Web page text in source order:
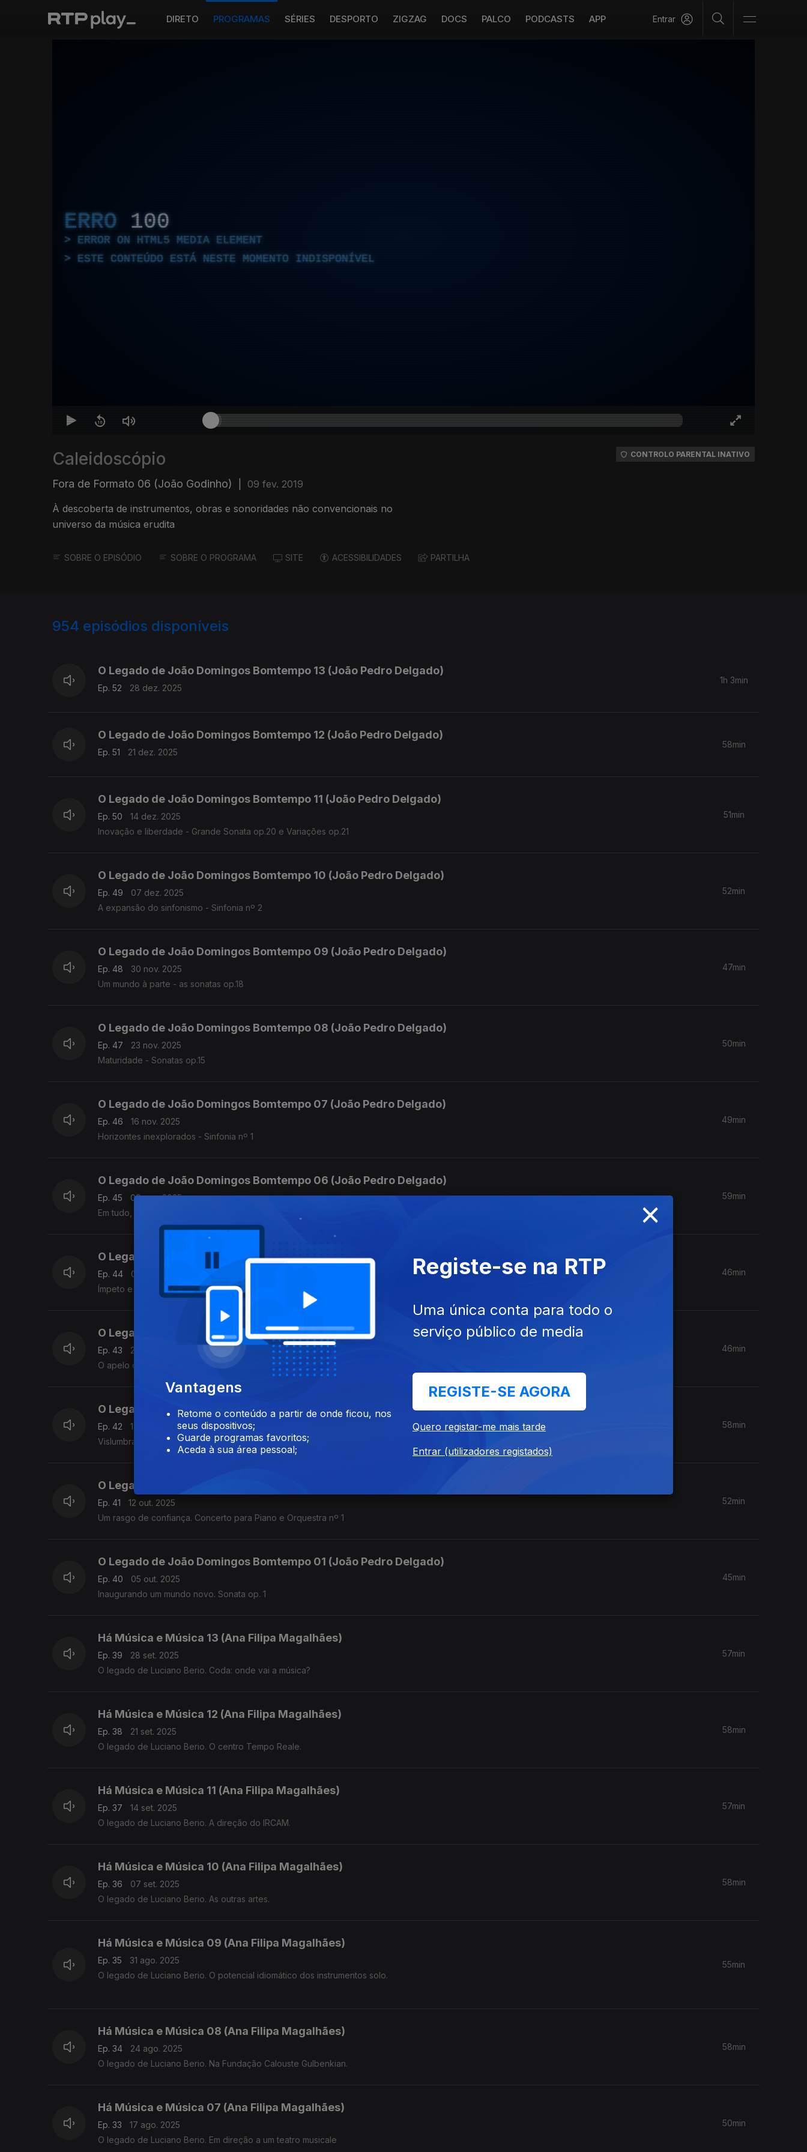
DIRETO PROGRAMAS SÉRIES DESPORTO ZIGZAG DOCS PALCO PODCASTS APP Entrar
ERRO 100
ERROR ON HTML5 MEDIA ELEMENT
ESTE CONTEÚDO ESTÁ NESTE MOMENTO INDISPONÍVEL
Caleidoscópio
Fora de Formato 06 (João Godinho) 09 fev. 2019
À descoberta de instrumentos, obras e sonoridades não convencionais no
universo da música erudita
CONTROLO PARENTAL INATIVO
SOBRE O EPISÓDIO SOBRE O PROGRAMA SITE ACESSIBILIDADES PARTILHA
954 episódios disponíveis
O Legado de João Domingos Bomtempo 13 (João Pedro Delgado)
Ep. 52 28 dez. 2025
1h 3min
O Legado de João Domingos Bomtempo 12 (João Pedro Delgado)
Ep. 51 21 dez. 2025
58min
O Legado de João Domingos Bomtempo 11 (João Pedro Delgado)
Ep. 50
14 dez. 2025
Inovação e liberdade - Grande Sonata op.20 e Variações op.21
51min
O Legado de João Domingos Bomtempo 10 (João Pedro Delgado)
Ep. 49
07 dez. 2025
A expansão do sinfonismo - Sinfonia nº 2
52min
O Legado de João Domingos Bomtempo 09 (João Pedro Delgado)
Ep. 48
30 nov. 2025
Um mundo à parte - as sonatas op.18
47min
O Legado de João Domingos Bomtempo 08 (João Pedro Delgado)
Ep. 47
23 nov. 2025
Maturidade - Sonatas op.15
50min
O Legado de João Domingos Bomtempo 07 (João Pedro Delgado)
Ep. 46
16 nov. 2025
Horizontes inexplorados - Sinfonia nº 1
49min
O Legado de João Domingos Bomtempo 06 (João Pedro Delgado)
Ep. 45
09 nov. 2025
Em tudo, um novo caminho - Música de Câmara.
59min
O Legado de João Domingos Bomtempo 05 (João Pedro Delgado)
Ep. 44
02 nov. 2025
Ímpeto e tempestade: Concerto para Piano e Orquestra nº 3
46min
O Legado de João Domingos Bomtempo 04 (João Pedro Delgado)
Ep. 43
26 out. 2025
O apelo da música doméstica - Variações: op. 4, op. 6, op. 8
46min
O Legado de João Domingos Bomtempo 03 (João Pedro Delgado)
Ep. 42
19 out. 2025
Vislumbrando o século XIX - Sonatas op. 5 e op. 9.
58min
O Legado de João Domingos Bomtempo 02 (João Pedro Delgado)
Ep. 41
12 out. 2025
Um rasgo de confiança. Concerto para Piano e Orquestra nº 1
52min
O Legado de João Domingos Bomtempo 01 (João Pedro Delgado)
Ep. 40
05 out. 2025
Inaugurando um mundo novo. Sonata op. 1
45min
Há Música e Música 13 (Ana Filipa Magalhães)
Ep. 39
28 set. 2025
O legado de Luciano Berio. Coda: onde vai a música?
57min
Há Música e Música 12 (Ana Filipa Magalhães)
Ep. 38
21 set. 2025
O legado de Luciano Berio. O centro Tempo Reale.
58min
Há Música e Música 11 (Ana Filipa Magalhães)
Ep. 37
14 set. 2025
O legado de Luciano Berio. A direção do IRCAM.
57min
Há Música e Música 10 (Ana Filipa Magalhães)
Ep. 36
07 set. 2025
O legado de Luciano Berio. As outras artes.
58min
Há Música e Música 09 (Ana Filipa Magalhães)
Ep. 35
31 ago. 2025
O legado de Luciano Berio. O potencial idiomático dos instrumentos solo.
55min
Há Música e Música 08 (Ana Filipa Magalhães)
Ep. 34
24 ago. 2025
O legado de Luciano Berio. Na Fundação Calouste Gulbenkian.
58min
Há Música e Música 07 (Ana Filipa Magalhães)
Ep. 33
17 ago. 2025
O legado de Luciano Berio. Em direção a um teatro musicale
50min
×
Vantagens
Retome o conteúdo a partir de onde ficou, nos
seus dispositivos;
Guarde programas favoritos;
Aceda à sua área pessoal;
Registe-se na RTP
Uma única conta para todo o
serviço público de media
REGISTE-SE AGORA
Quero registar-me mais tarde
Entrar (utilizadores registados)